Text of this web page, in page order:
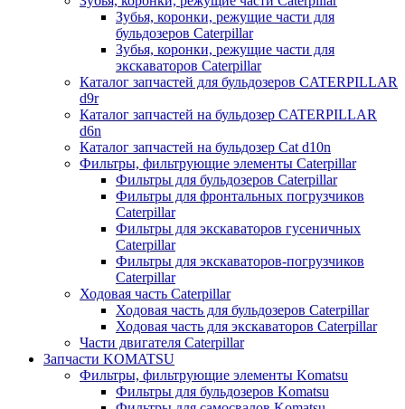
Зубья, коронки, режущие части для
бульдозеров Caterpillar
Зубья, коронки, режущие части для
экскаваторов Caterpillar
Каталог запчастей для бульдозеров CATERPILLAR
d9r
Каталог запчастей на бульдозер CATERPILLAR
d6n
Каталог запчастей на бульдозер Сat d10n
Фильтры, фильтрующие элементы Caterpillar
Фильтры для бульдозеров Caterpillar
Фильтры для фронтальных погрузчиков
Caterpillar
Фильтры для экскаваторов гусеничных
Caterpillar
Фильтры для экскаваторов-погрузчиков
Caterpillar
Ходовая часть Caterpillar
Ходовая часть для бульдозеров Caterpillar
Ходовая часть для экскаваторов Caterpillar
Части двигателя Caterpillar
Запчасти KOMATSU
Фильтры, фильтрующие элементы Komatsu
Фильтры для бульдозеров Komatsu